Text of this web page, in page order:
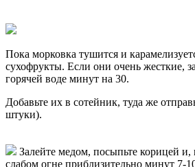
Пока морковка тушится и
сухофрукты. Если они очень жесткие,
горячей воде минут на 30.
Добавьте их в сотейник, туда же
штуки).
Залейте медом, посыпьте корицей
слабом огне приблизительно минут 7-